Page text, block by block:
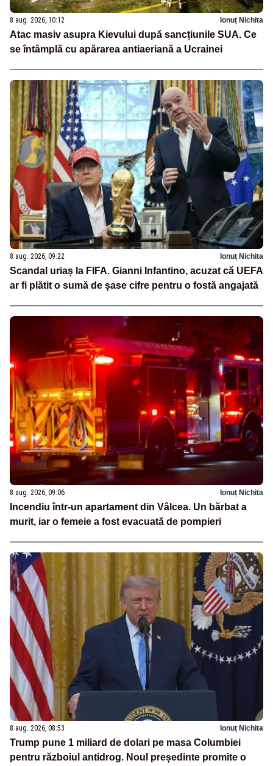
8 aug. 2026, 10:12 Ionuț Nichita
Atac masiv asupra Kievului după sancțiunile SUA. Ce
se întâmplă cu apărarea antiaeriană a Ucrainei
8 aug. 2026, 09:22 Ionuț Nichita
Scandal uriaș la FIFA. Gianni Infantino, acuzat că UEFA
ar fi plătit o sumă de șase cifre pentru o fostă angajată
8 aug. 2026, 09:06 Ionuț Nichita
Incendiu într-un apartament din Vâlcea. Un bărbat a
murit, iar o femeie a fost evacuată de pompieri
8 aug. 2026, 08:53 Ionuț Nichita
Trump pune 1 miliard de dolari pe masa Columbiei
pentru războiul antidrog. Noul președinte promite o